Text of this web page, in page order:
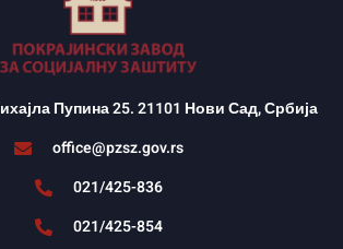
Пупина 25. 21101 Нови Сад, Србија
office@pzsz.gov.rs
021/425-836
021/425-854